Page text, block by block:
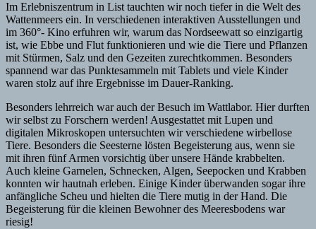
Im Erlebniszentrum in List tauchten wir noch tiefer in die Welt des
Wattenmeers ein. In verschiedenen interaktiven Ausstellungen und
im 360°- Kino erfuhren wir, warum das Nordseewatt so einzigartig
ist, wie Ebbe und Flut funktionieren und wie die Tiere und Pflanzen
mit Stürmen, Salz und den Gezeiten zurechtkommen. Besonders
spannend war das Punktesammeln mit Tablets und viele Kinder
waren stolz auf ihre Ergebnisse im Dauer-Ranking.
Besonders lehrreich war auch der Besuch im Wattlabor. Hier durften
wir selbst zu Forschern werden! Ausgestattet mit Lupen und
digitalen Mikroskopen untersuchten wir verschiedene wirbellose
Tiere. Besonders die Seesterne lösten Begeisterung aus, wenn sie
mit ihren fünf Armen vorsichtig über unsere Hände krabbelten.
Auch kleine Garnelen, Schnecken, Algen, Seepocken und Krabben
konnten wir hautnah erleben. Einige Kinder überwanden sogar ihre
anfängliche Scheu und hielten die Tiere mutig in der Hand. Die
Begeisterung für die kleinen Bewohner des Meeresbodens war
riesig!